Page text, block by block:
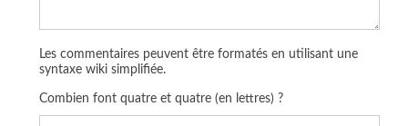
Les commentaires peuvent être formatés en utilisant une
syntaxe wiki simplifiée.
Combien font quatre et quatre (en lettres) ?